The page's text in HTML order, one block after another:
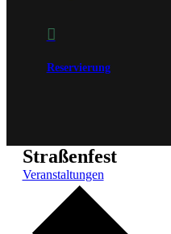

Reservierung
Straßenfest
Veranstaltungen